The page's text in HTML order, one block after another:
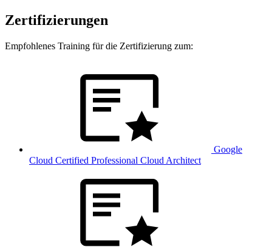
Zertifizierungen
Empfohlenes Training für die Zertifizierung zum:
Google
Cloud Certified Professional Cloud Architect